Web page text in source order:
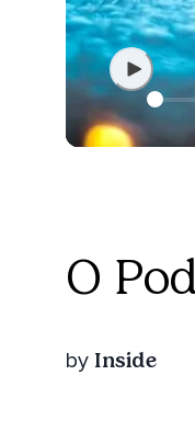
O
by Inside